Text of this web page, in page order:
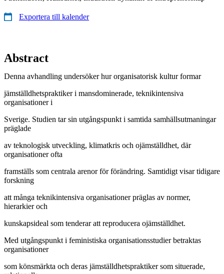
Exportera till kalender
Abstract
Denna avhandling undersöker hur organisatorisk kultur formar
jämställdhetspraktiker i mansdominerade, teknikintensiva
organisationer i
Sverige. Studien tar sin utgångspunkt i samtida samhällsutmaningar
präglade
av teknologisk utveckling, klimatkris och ojämställdhet, där
organisationer ofta
framställs som centrala arenor för förändring. Samtidigt visar tidigare
forskning
att många teknikintensiva organisationer präglas av normer,
hierarkier och
kunskapsideal som tenderar att reproducera ojämställdhet.
Med utgångspunkt i feministiska organisationsstudier betraktas
organisationer
som könsmärkta och deras jämställdhetspraktiker som situerade,